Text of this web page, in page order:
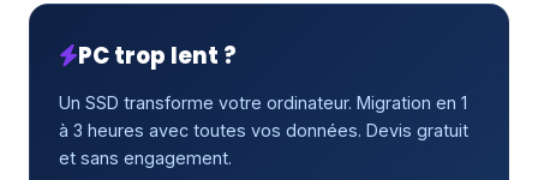
PC trop lent ?
Un SSD transforme votre ordinateur. Migration en 1
à 3 heures avec toutes vos données. Devis gratuit
et sans engagement.